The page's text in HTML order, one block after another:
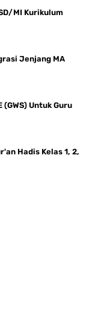
MI Kurikulum
Jenjang MA
(GWS) Untuk Guru
Hadis Kelas 1, 2,